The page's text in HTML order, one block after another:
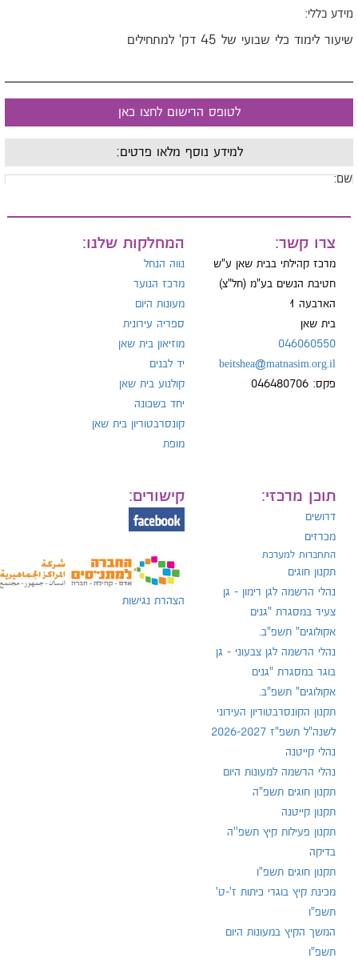
כללי:
לימוד כלי שבועי של 45 דק' למתחילים
לטופס הרישום לחצו כאן
למידע נוסף מלאו פרטים:
צרו קשר:
מרכז קהילתי בבית שאן ע"ש
חטיבת הנשים בע"מ (חל"צ)
הארבעה 1
בית שאן
046060550
beitshea@matnasim.org.il
פקס: 046480706
המחלקות שלנו:
נווה הנחל
מרכז הנוער
מעונות היום
ספריה עירונית
מוזיאון בית שאן
יד לבנים
קולנוע בית שאן
יחד בשכונה
קונסרבטוריון בית שאן
מופת
תוכן מרכזי:
דרושים
מכרזים
התחברות למערכת
תקנון חוגים
נהלי הרשמה לגן רימון - גן
צעיר במסגרת "גנים
אקולוגים" תשפ"ב.
נהלי הרשמה לגן צבעוני - גן
בוגר במסגרת "גנים
אקולוגים" תשפ"ב.
תקנון הקונסרבטוריון העירוני
לשנה"ל תשפ"ז 2026-2027
נהלי קייטנה
נהלי הרשמה למעונות היום
תקנון חוגים תשפ"ה
תקנון קייטנה
תקנון פעילות קיץ תשפ''ה
בדיקה
תקנון חוגים תשפ"ו
מכינת קיץ בוגרי כיתות ז'-ט'
תשפ"ו
המשך הקיץ במעונות היום
תשפ"ו
קישורים:
הצהרת נגישות